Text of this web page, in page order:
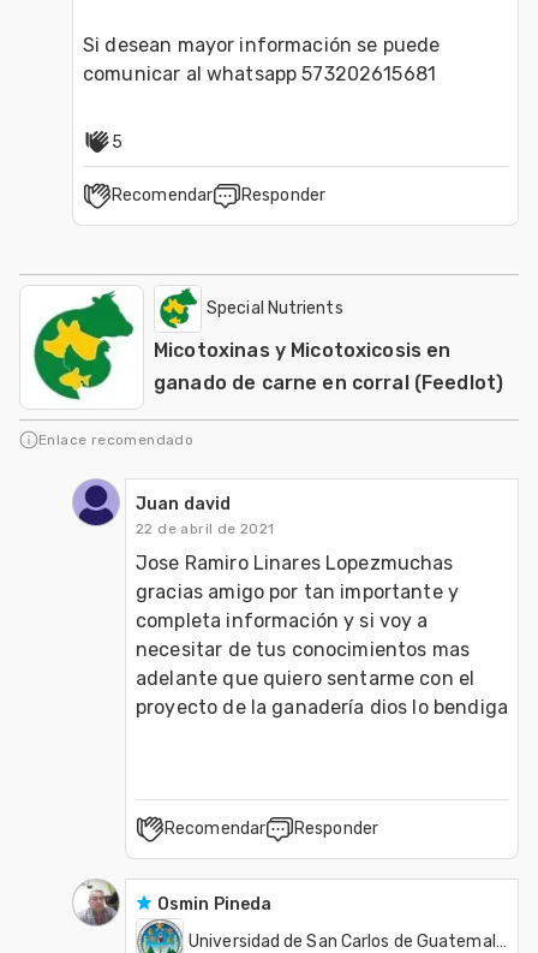
Si desean mayor información se puede
comunicar al whatsapp 573202615681
5
Recomendar Responder
Special Nutrients
Micotoxinas y Micotoxicosis en
ganado de carne en corral (Feedlot)
Enlace recomendado
Juan david
22 de abril de 2021
Jose Ramiro Linares Lopezmuchas
gracias amigo por tan importante y
completa información y si voy a
necesitar de tus conocimientos mas
adelante que quiero sentarme con el
Recomendar Responder
Osmin Pineda
Universidad de San Carlos de Guatemala - USAC